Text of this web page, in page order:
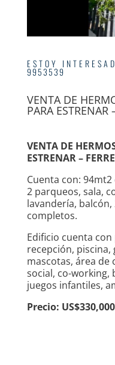
ESTOY
9953539
VENTA DE
PARA
VENTA DE
ESTRENAR –
Cuenta con:
2 parqueos, sala,
lavandería,
completos.
Edificio cuenta
recepción, piscina,
mascotas, área de
social, co-working,
juegos infantiles,
Precio: